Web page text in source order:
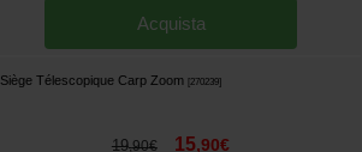
Acquista
Siège Télescopique Carp Zoom 270239]
19,90€ 15,90€